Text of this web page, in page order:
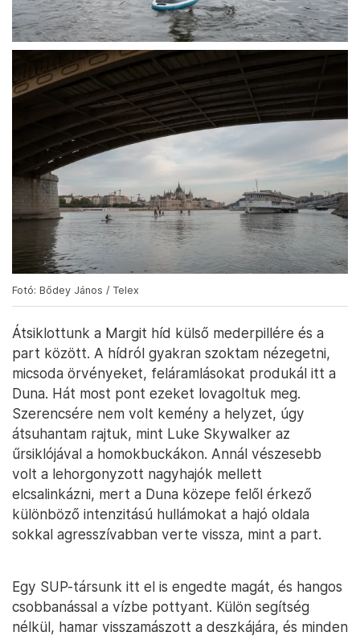
Fotó: Bődey János / Telex
Átsiklottunk a Margit híd külső mederpillére és a
part között. A hídról gyakran szoktam nézegetni,
micsoda örvényeket, feláramlásokat produkál itt a
Duna. Hát most pont ezeket lovagoltuk meg.
Szerencsére nem volt kemény a helyzet, úgy
átsuhantam rajtuk, mint Luke Skywalker az
űrsiklójával a homokbuckákon. Annál vészesebb
volt a lehorgonyzott nagyhajók mellett
elcsalinkázni, mert a Duna közepe felől érkező
különböző intenzitású hullámokat a hajó oldala
sokkal agresszívabban verte vissza, mint a part.
Egy SUP-társunk itt el is engedte magát, és hangos
csobbanással a vízbe pottyant. Külön segítség
nélkül, hamar visszamászott a deszkájára, és minden